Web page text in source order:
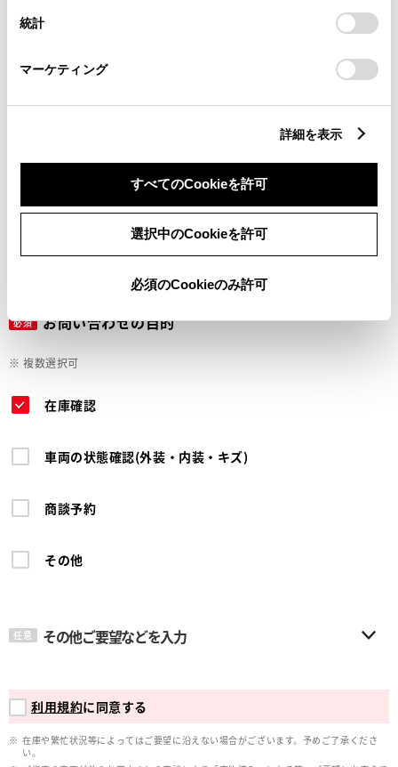
設定の変更、同意を撤回したりするにあたっては、当社の
「Cookie（クッキー）情報の取り扱いについて
」をご覧くだ
統計
マーケティング
詳細を表示
すべてのCookieを許可
選択中のCookieを許可
必須のCookieのみ許可
必須 ご希望の連絡方法
Eメール
メールアドレス
必須 お問い合わせの目的
※ 複数選択可
在庫確認
車両の状態確認(外装・内装・キズ)
商談予約
その他
任意 その他ご要望などを入力
利用規約に同意する
在庫や繁忙状況等によってはご要望に沿えない場合がございます。予めご了承くださ
い。